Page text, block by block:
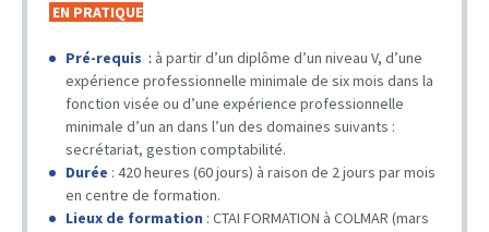
EN PRATIQUE
Pré-requis : à partir d’un diplôme d’un niveau V, d’une
expérience professionnelle minimale de six mois dans la
fonction visée ou d’une expérience professionnelle
minimale d’un an dans l’un des domaines suivants :
secrétariat, gestion comptabilité.
Durée : 420 heures (60 jours) à raison de 2 jours par mois
en centre de formation.
Lieux de formation : CTAI FORMATION à COLMAR (mars